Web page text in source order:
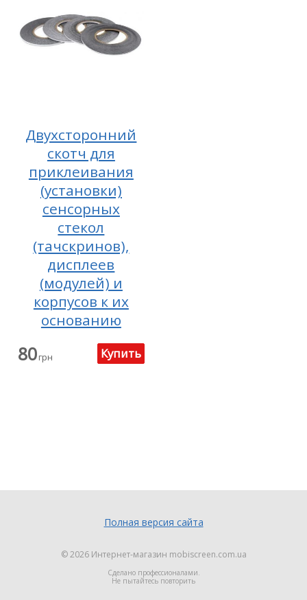
Двухсторонний
скотч для
приклеивания
(установки)
сенсорных
стекол
(тачскринов),
дисплеев
(модулей) и
корпусов к их
основанию
80грн
Полная версия сайта
© 2026 Интернет-магазин mobiscreen.com.ua
Сделано профессионалами.
Не пытайтесь повторить